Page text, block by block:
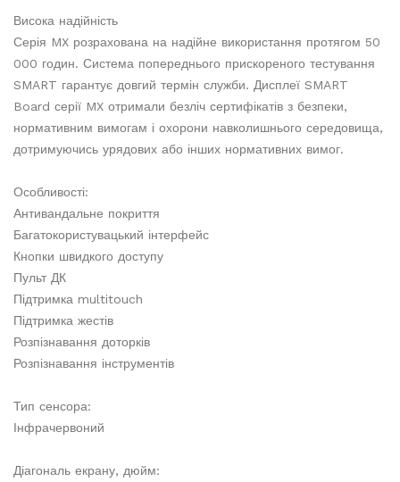
Висока надійність
Серія MX розрахована на надійне використання протягом 50
000 годин. Система попереднього прискореного тестування
SMART гарантує довгий термін служби. Дисплеї SMART
Board серії MX отримали безліч сертифікатів з безпеки,
нормативним вимогам і охорони навколишнього середовища,
дотримуючись урядових або інших нормативних вимог.
Особливості:
Антивандальне покриття
Багатокористувацький інтерфейс
Кнопки швидкого доступу
Пульт ДК
Підтримка multitouch
Підтримка жестів
Розпізнавання доторків
Розпізнавання інструментів
Тип сенсора:
Інфрачервоний
Діагональ екрану, дюйм: